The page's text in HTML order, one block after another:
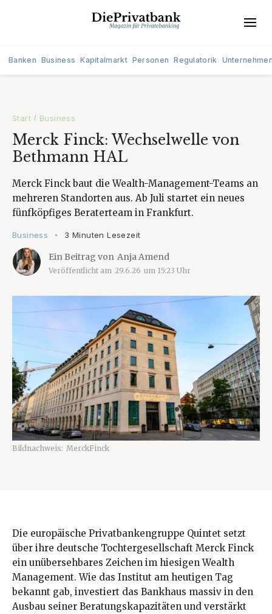
Banken Business Kapitalmarkt Personen Regulatorik
Start / Business
Merck Finck: Wechselwelle von
Bethmann HAL
Merck Finck baut die Wealth-Management-Teams an
mehreren Standorten aus. Ab Juli startet ein neues
fünfköpfiges Beraterteam in Frankfurt.
Business • 3 Minuten Lesezeit
Ein Beitrag von Anja Amend
Veröffentlicht am 29.6.26 um 15:23 Uhr
Bildnachweis: MerckFinck
Die europäische Privatbankengruppe Quintet setzt
über ihre deutsche Tochtergesellschaft Merck Finck
ein unübersehbares Zeichen im hiesigen Wealth
Management. Wie das Institut am heutigen Tag
bekannt gab, investiert das Bankhaus massiv in den
Ausbau seiner Beratungskapazitäten und verstärkt